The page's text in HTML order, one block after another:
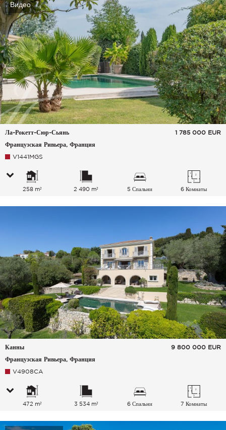
Видео
Ла-Рокетт-Сюр-Сьянь
Французская Ривьера, Франция
1 785 000 EUR
V1441MGS
258 m² 2 490 m² 5 Спальни 6 Комнаты
Канны
Французская Ривьера, Франция
9 800 000 EUR
V4908CA
472 m² 3 534 m² 6 Спальни 7 Комнаты